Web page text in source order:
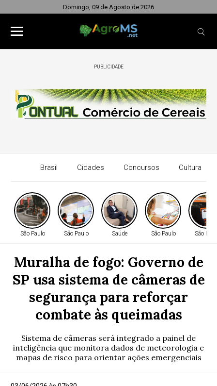
Domingo, 09 de Agosto de 2026
PUBLICIDADE
Brasil Cidades Concursos Cultura
São Paulo São Paulo Saúde São Paulo São
Muralha de fogo: Governo de
SP usa sistema de câmeras de
segurança para reforçar
combate às queimadas
Sistema de câmeras será integrado a painel de
inteligência que monitora dados de meteorologia e
mapas de risco para orientar ações emergenciais